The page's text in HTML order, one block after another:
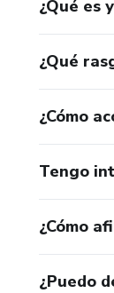
¿Qué es
¿Qué
¿Cómo
Tengo
¿Cómo
¿Puedo